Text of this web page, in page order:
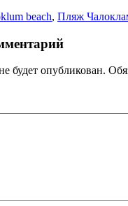
beach, Пляж
будет опубликован.